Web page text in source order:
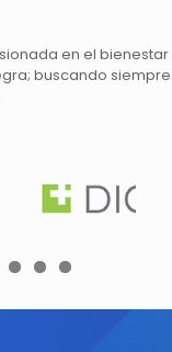
en el bienestar
buscando siempre